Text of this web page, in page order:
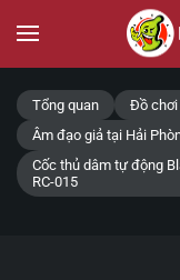
Skip to main
Tổng quan
Đồ chơi
Âm đạo giả tại Hải
Cốc thủ dâm tự động
RC-015